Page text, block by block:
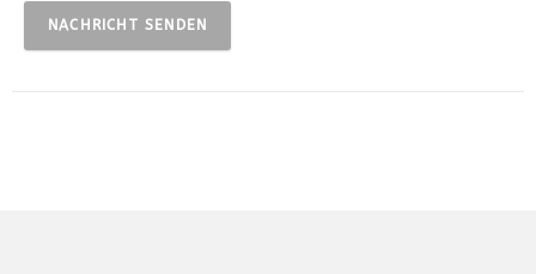
NACHRICHT SENDEN